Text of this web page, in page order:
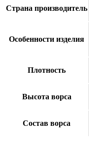
Страна производитель
Особенности изделия
Плотность
Высота ворса
Состав ворса